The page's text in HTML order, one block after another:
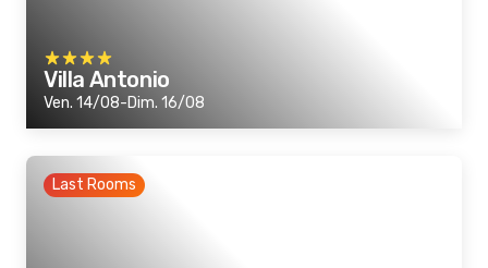
Villa Antonio
Ven. 14/08-Dim. 16/08
Last Rooms